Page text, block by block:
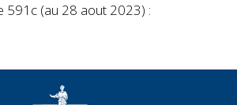
591c (au 28 aout 2023) :